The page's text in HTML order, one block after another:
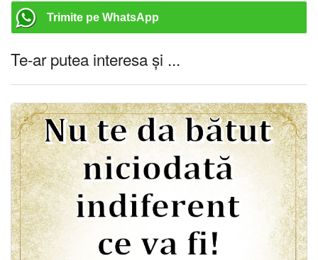
Trimite pe WhatsApp
Te-ar putea interesa și ...